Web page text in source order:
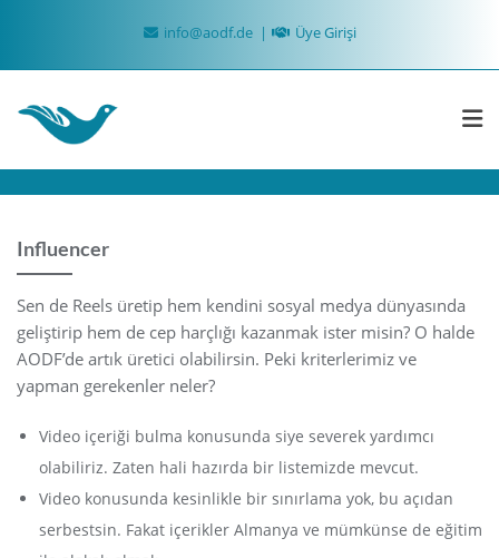
content
info@aodf.de Üye Girişi
Influencer
Sen de Reels üretip hem kendini sosyal medya dünyasında
geliştirip hem de cep harçlığı kazanmak ister misin? O halde
AODF’de artık üretici olabilirsin. Peki kriterlerimiz ve
yapman gerekenler neler?
Video içeriği bulma konusunda siye severek yardımcı
olabiliriz. Zaten hali hazırda bir listemizde mevcut.
Video konusunda kesinlikle bir sınırlama yok, bu açıdan
serbestsin. Fakat içerikler Almanya ve mümkünse de eğitim